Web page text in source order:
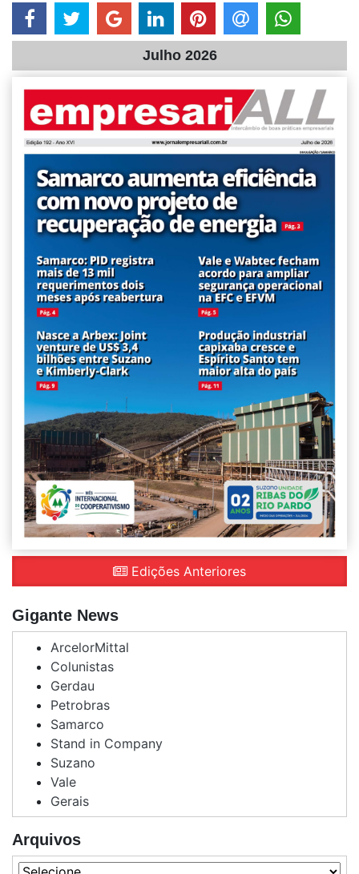
Julho 2026
Edições Anteriores
Gigante News
ArcelorMittal
Colunistas
Gerdau
Petrobras
Samarco
Stand in Company
Suzano
Vale
Gerais
Arquivos